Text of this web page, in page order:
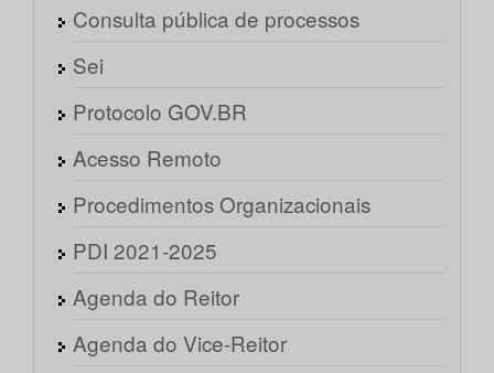
Consulta pública de processos
Sei
Protocolo GOV.BR
Acesso Remoto
Procedimentos Organizacionais
PDI 2021-2025
Agenda do Reitor
Agenda do Vice-Reitor